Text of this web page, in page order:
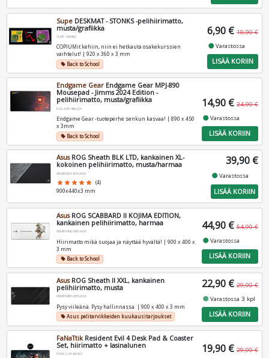
Supe DESKMAT - STONKS -pelihiirimatto,
musta/grafiikka
SUPE-369850
COPIUMit kehiin, niin ei hetkauta osakekurssien
vaihtelut! | 920 x 360 x 3 mm
local_offerBack to School
6,90 € 10,90 €
fiber_manual_recordVarastossa
LISÄÄ KORIIN
Endgame Gear Endgame Gear MPJ-890
Mousepad - Jimms 2024 Edition -
pelihiirimatto, musta/grafiikka
EGG-MPJ-890-J24
Endgame Gear -tuoteperhe senkun kasvaa! | 890 x 450
x 3mm
local_offerBack to School
14,90 € 24,90 €
fiber_manual_recordVarastossa
LISÄÄ KORIIN
AsusROG Sheath BLK LTD, kankainen XL-
kokoinen pelihiirimatto, musta/harmaa
90MP00K3-B0UA00
star star star star star (4)
900x440x3 mm
39,90 €
fiber_manual_recordVarastossa
LISÄÄ KORIIN
AsusROG SCABBARD II KOJIMA EDITION,
kankainen pelihiirimatto, harmaa
90MP04N0-BPUA00
Hiirimatto mikä suojaa ja näyttää hyvältä! | 900 x 400 x
3 mm
local_offerBack to School
44,90 € 54,90 €
fiber_manual_recordVarastossa
LISÄÄ KORIIN
AsusROG Sheath II XXL, kankainen
pelihiirimatto, musta
90MP04B0-BPUA00
Pysy viileänä. Pysy hallinnassa. | 900 x 400 x 3 mm
local_offerAsus pelitarvikkeiden kuukausitarjoukset
22,90 € 29,90 €
fiber_manual_recordVarastossa 3 kpl
LISÄÄ KORIIN
FaNaTtikResident Evil 4 Desk Pad & Coaster
Set, hiirimatto + lasinalunen
FNTK-CAP-RE408 19,90 € 29,90 €